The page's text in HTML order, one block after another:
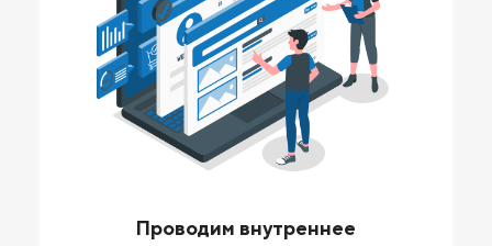
Проводим внутреннее